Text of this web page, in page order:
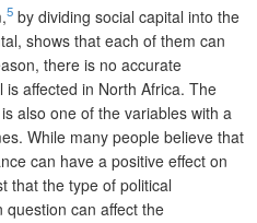
5 by dividing social capital into the
shows that each of them can
there is no accurate
affected in North Africa. The
also one of the variables with a
While many people believe that
can have a positive effect on
that the type of political
can affect the